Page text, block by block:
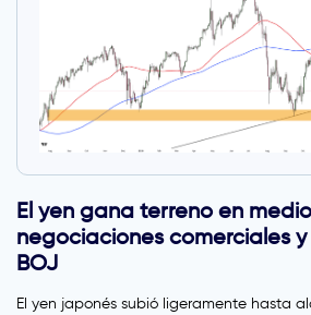
El yen gana terreno en
negociaciones comerciales
BOJ
El yen japonés subió ligeramente hasta